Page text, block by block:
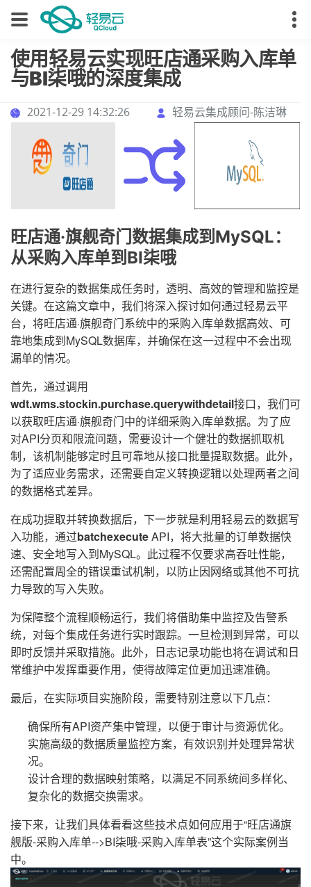
使用轻易云实现旺店通采购入库单
与BI柒哦的深度集成
2021-12-29 14:32:26 轻易云集成顾问-陈洁琳
旺店通·旗舰奇门数据集成到MySQL：
从采购入库单到BI柒哦
在进行复杂的数据集成任务时，透明、高效的管理和监控是
关键。在这篇文章中，我们将深入探讨如何通过轻易云平
台，将旺店通·旗舰奇门系统中的采购入库单数据高效、可
靠地集成到MySQL数据库，并确保在这一过程中不会出现
漏单的情况。
首先，通过调用
wdt.wms.stockin.purchase.querywithdetail接口，我们可
以获取旺店通·旗舰奇门中的详细采购入库单数据。为了应
对API分页和限流问题，需要设计一个健壮的数据抓取机
制，该机制能够定时且可靠地从接口批量提取数据。此外，
为了适应业务需求，还需要自定义转换逻辑以处理两者之间
的数据格式差异。
在成功提取并转换数据后，下一步就是利用轻易云的数据写
入功能，通过batchexecuteAPI，将大批量的订单数据快
速、安全地写入到MySQL。此过程不仅要求高吞吐性能，
还需配置周全的错误重试机制，以防止因网络或其他不可抗
力导致的写入失败。
为保障整个流程顺畅运行，我们将借助集中监控及告警系
统，对每个集成任务进行实时跟踪。一旦检测到异常，可以
即时反馈并采取措施。此外，日志记录功能也将在调试和日
常维护中发挥重要作用，使得故障定位更加迅速准确。
最后，在实际项目实施阶段，需要特别注意以下几点：
确保所有API资产集中管理，以便于审计与资源优化。
实施高级的数据质量监控方案，有效识别并处理异常状
况。
设计合理的数据映射策略，以满足不同系统间多样化、
复杂化的数据交换需求。
接下来，让我们具体看看这些技术点如何应用于“旺店通旗
舰版-采购入库单-->BI柒哦-采购入库单表”这个实际案例当
中。